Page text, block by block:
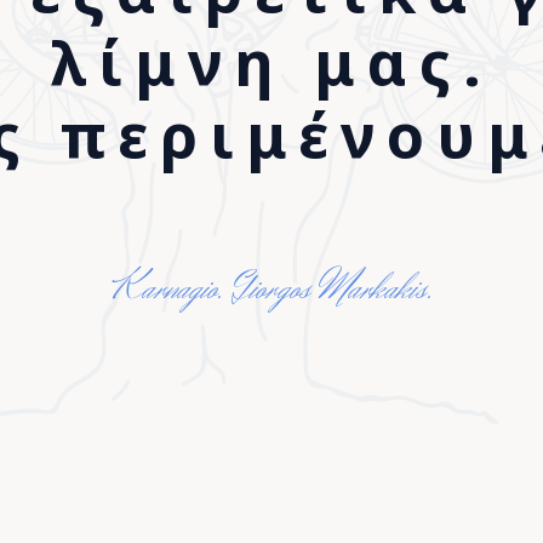
λίμνη μας.
Karnagio. Giorgos Markakis.